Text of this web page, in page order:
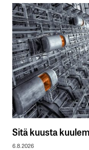
Sitä kuusta
6.8.2026